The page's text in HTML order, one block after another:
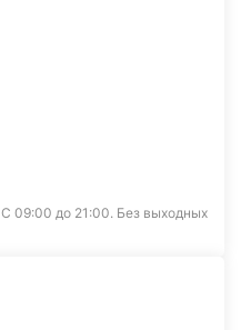
С 09:00 до 21:00. Без выходных